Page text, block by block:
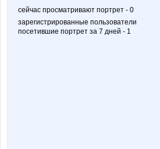
сейчас просматривают портрет - 0
зарегистрированные пользователи
посетившие портрет за 7 дней - 1